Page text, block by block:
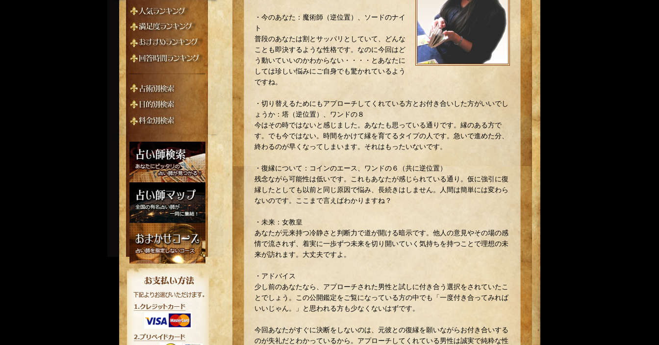
・今のあなた：魔術師（逆位置）、ソードのナイ
ト
普段のあなたは割とサッパリとしていて、どんな
ことも即決するような性格です。なのに今回はど
う動いていいのかわからない・・・・とあなたに
しては珍しい悩みにご自身でも驚かれているよう
ですね。
・切り替えるためにもアプローチしてくれている方とお付き合いした方がいいでし
ょうか：塔（逆位置）、ワンドの８
今はその時ではないと感じました。あなたも思っている通りです。縁のある方で
す。でも今ではない。時間をかけて縁を育てるタイプの人です。急いで進めた分、
終わるのが早くなってしまいます。それはもったいないです。
・復縁について：コインのエース、ワンドの６（共に逆位置）
残念ながら可能性は低いです。これもあなたが感じられている通り。仮に強引に復
縁したとしても以前と同じ原因で悩み、長続きはしません。人間は簡単には変わら
ないのです。ここまで言えばわかりますね？
・未来：女教皇
あなたが元来持つ冷静さと判断力で道が開ける暗示です。他人の意見やその場の感
情で流されず、着実に一歩ずつ未来を切り開いていく気持ちを持つことで理想の未
来が訪れます。大丈夫ですよ。
・アドバイス
少し前のあなたなら、アプローチされた男性と試しに付き合う選択をされていたこ
とでしょう。この公開鑑定をご覧になっている方の中でも「一度付き合ってみれば
いいじゃん。」と思われる方も少なくないはずです。
今回あなたがすぐに決断をしないのは、元彼との復縁を願いながらお付き合いする
のが失礼だとわかっているから。アプローチしてくれている男性は誠実で純粋な性